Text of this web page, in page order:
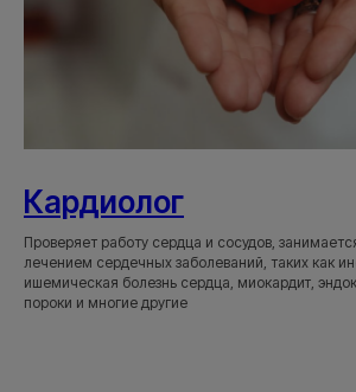
Кардиолог
Проверяет работу сердца и сосудов,
лечением сердечных заболеваний, таких как
ишемическая болезнь сердца, миокардит,
пороки и многие другие